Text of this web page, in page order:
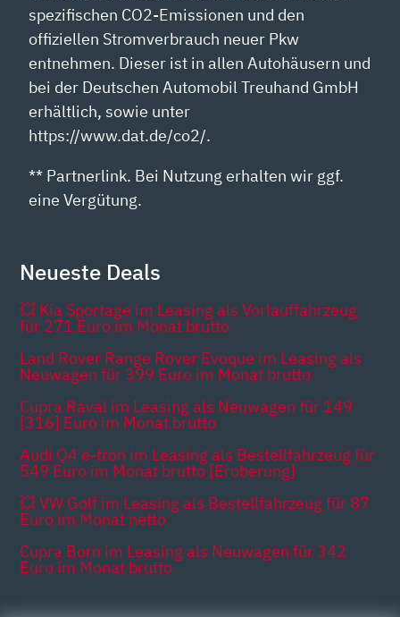
spezifischen CO2-Emissionen und den
offiziellen Stromverbrauch neuer Pkw
entnehmen. Dieser ist in allen Autohäusern und
bei der Deutschen Automobil Treuhand GmbH
erhältlich, sowie unter
https://www.dat.de/co2/.
** Partnerlink. Bei Nutzung erhalten wir ggf.
eine Vergütung.
Neueste Deals
💥 Kia Sportage im Leasing als Vorlauffahrzeug
für 271 Euro im Monat brutto
Land Rover Range Rover Evoque im Leasing als
Neuwagen für 399 Euro im Monat brutto
Cupra Raval im Leasing als Neuwagen für 149
[316] Euro im Monat brutto
Audi Q4 e-tron im Leasing als Bestellfahrzeug für
549 Euro im Monat brutto [Eroberung]
💥 VW Golf im Leasing als Bestellfahrzeug für 87
Euro im Monat netto
Cupra Born im Leasing als Neuwagen für 342
Euro im Monat brutto